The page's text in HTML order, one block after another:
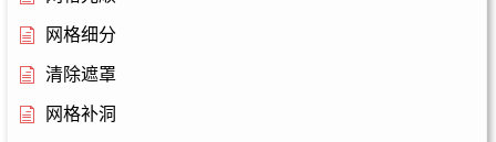
网格细分
清除遮罩
网格补洞